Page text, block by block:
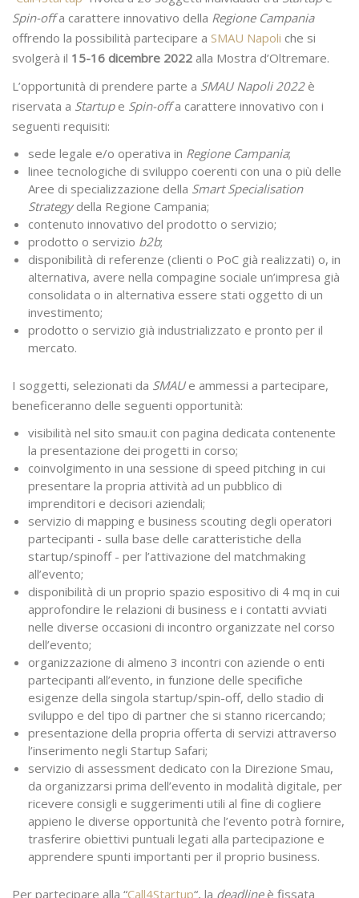
Spin-offa carattere innovativo della Regione Campania
offrendo la possibilità partecipare a SMAU Napoli che si
svolgerà il 15-16 dicembre 2022 alla Mostra d’Oltremare.
L’opportunità di prendere parte a SMAU Napoli 2022 è
riservata a Startupe Spin-offa carattere innovativo con i
seguenti requisiti:
sede legale e/o operativa in Regione Campania;
linee tecnologiche di sviluppo coerenti con una o più delle
Aree di specializzazione della Smart Specialisation
Strategydella Regione Campania;
contenuto innovativo del prodotto o servizio;
prodotto o servizio b2b;
disponibilità di referenze (clienti o PoC già realizzati) o, in
alternativa, avere nella compagine sociale un’impresa già
consolidata o in alternativa essere stati oggetto di un
investimento;
prodotto o servizio già industrializzato e pronto per il
mercato.
I soggetti, selezionati da SMAUe ammessi a partecipare,
beneficeranno delle seguenti opportunità:
visibilità nel sito smau.it con pagina dedicata contenente
la presentazione dei progetti in corso;
coinvolgimento in una sessione di speed pitching in cui
presentare la propria attività ad un pubblico di
imprenditori e decisori aziendali;
servizio di mapping e business scouting degli operatori
partecipanti - sulla base delle caratteristiche della
startup/spinoff - per l’attivazione del matchmaking
all’evento;
disponibilità di un proprio spazio espositivo di 4 mq in cui
approfondire le relazioni di business e i contatti avviati
nelle diverse occasioni di incontro organizzate nel corso
dell’evento;
organizzazione di almeno 3 incontri con aziende o enti
partecipanti all’evento, in funzione delle specifiche
esigenze della singola startup/spin-off, dello stadio di
sviluppo e del tipo di partner che si stanno ricercando;
presentazione della propria offerta di servizi attraverso
l’inserimento negli Startup Safari;
servizio di assessment dedicato con la Direzione Smau,
da organizzarsi prima dell’evento in modalità digitale, per
ricevere consigli e suggerimenti utili al fine di cogliere
appieno le diverse opportunità che l’evento potrà fornire,
trasferire obiettivi puntuali legati alla partecipazione e
apprendere spunti importanti per il proprio business.
Per partecipare alla “Call4Startup“, la deadline è fissata